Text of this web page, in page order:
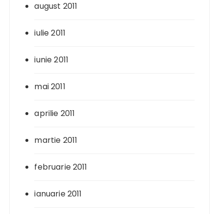
august 2011
iulie 2011
iunie 2011
mai 2011
aprilie 2011
martie 2011
februarie 2011
ianuarie 2011